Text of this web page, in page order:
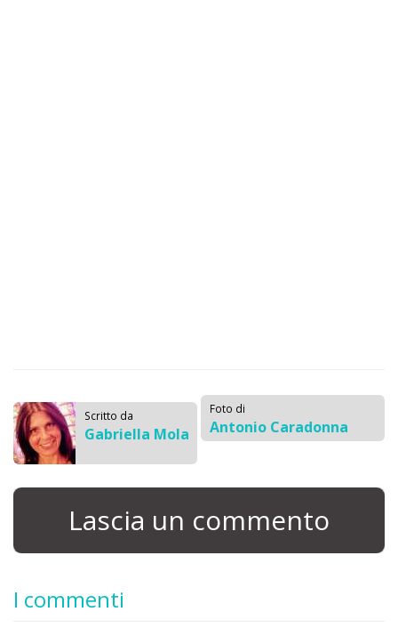
Scritto da
Gabriella Mola
Foto di
Antonio Caradonna
Lascia un commento
I commenti